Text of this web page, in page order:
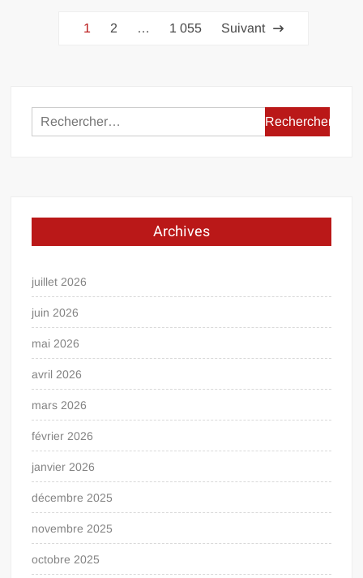
Pagination
1 2 … 1 055 Suivant
Rechercher :
Archives
juillet 2026
juin 2026
mai 2026
avril 2026
mars 2026
février 2026
janvier 2026
décembre 2025
novembre 2025
octobre 2025